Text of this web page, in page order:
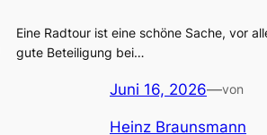
Eine Radtour ist eine schöne Sache, vor
gute Beteiligung bei…
Juni 16, 2026—von
Heinz Braunsmann